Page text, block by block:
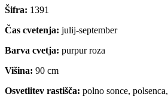
Šifra: 1391
Čas cvetenja: julij-september
Barva cvetja: purpur roza
Višina: 90 cm
Osvetlitev rastišča: polno sonce,